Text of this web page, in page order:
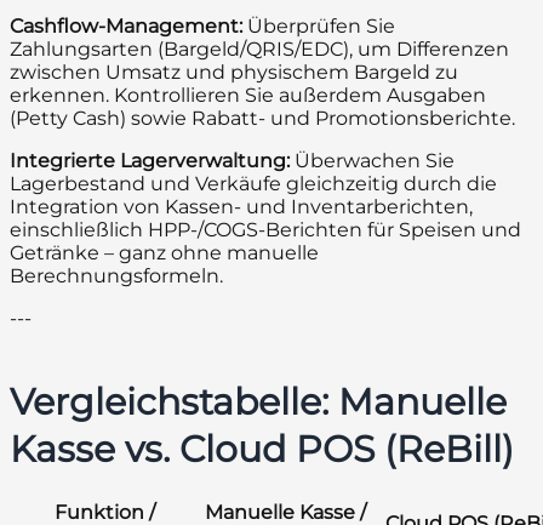
Cashflow-Management:Überprüfen Sie
Zahlungsarten (Bargeld/QRIS/EDC), um Differenzen
zwischen Umsatz und physischem Bargeld zu
erkennen. Kontrollieren Sie außerdem Ausgaben
(Petty Cash) sowie Rabatt- und Promotionsberichte.
Integrierte Lagerverwaltung:Überwachen Sie
Lagerbestand und Verkäufe gleichzeitig durch die
Integration von Kassen- und Inventarberichten,
einschließlich HPP-/COGS-Berichten für Speisen und
Getränke – ganz ohne manuelle
Berechnungsformeln.
---
Vergleichstabelle: Manuelle
Kasse vs. Cloud POS (ReBill)
Funktion /
Manuelle Kasse /